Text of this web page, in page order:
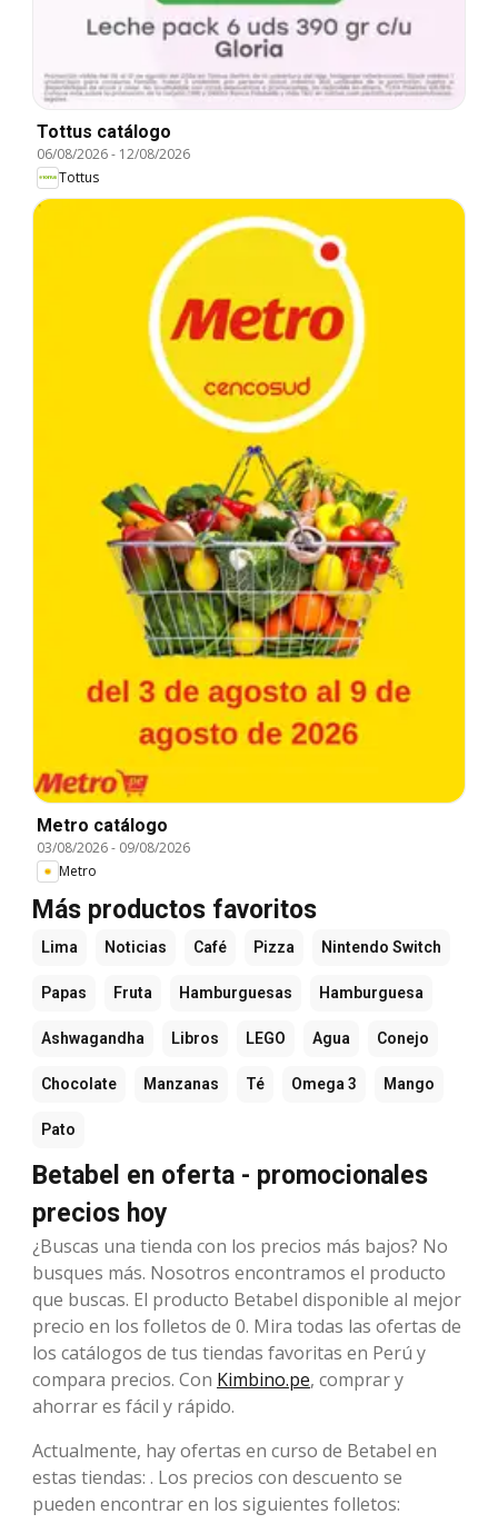
Tottus catálogo
06/08/2026- 12/08/2026
Tottus
Metro catálogo
03/08/2026- 09/08/2026
Metro
Más productos favoritos
Lima Noticias Café Pizza Nintendo Switch
Papas Fruta Hamburguesas Hamburguesa
Ashwagandha Libros LEGO Agua Conejo
Chocolate Manzanas Té Omega 3 Mango
Pato
Betabel en oferta - promocionales
precios hoy
¿Buscas una tienda con los precios más bajos? No
busques más. Nosotros encontramos el producto
que buscas. El producto Betabel disponible al mejor
precio en los folletos de 0. Mira todas las ofertas de
los catálogos de tus tiendas favoritas en Perú y
compara precios. Con Kimbino.pe, comprar y
ahorrar es fácil y rápido.
Actualmente, hay ofertas en curso de Betabel en
estas tiendas: . Los precios con descuento se
pueden encontrar en los siguientes folletos: